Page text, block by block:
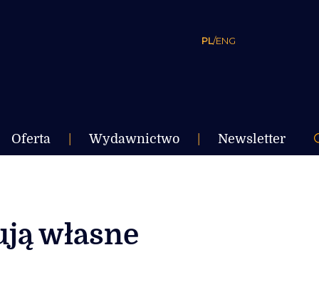
PL/ENG
Oferta Wydawnictwo Newsletter
własne